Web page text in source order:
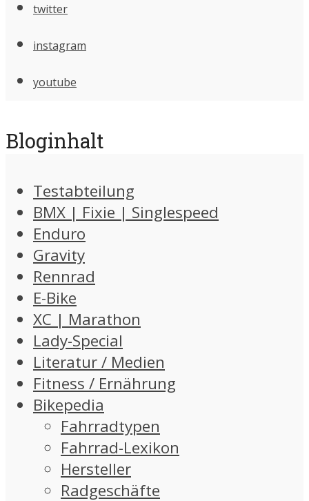
twitter
instagram
youtube
Bloginhalt
Testabteilung
BMX | Fixie | Singlespeed
Enduro
Gravity
Rennrad
E-Bike
XC | Marathon
Lady-Special
Literatur / Medien
Fitness / Ernährung
Bikepedia
Fahrradtypen
Fahrrad-Lexikon
Hersteller
Radgeschäfte